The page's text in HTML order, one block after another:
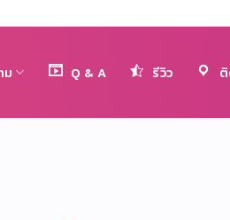
ม Q & A รีวิว